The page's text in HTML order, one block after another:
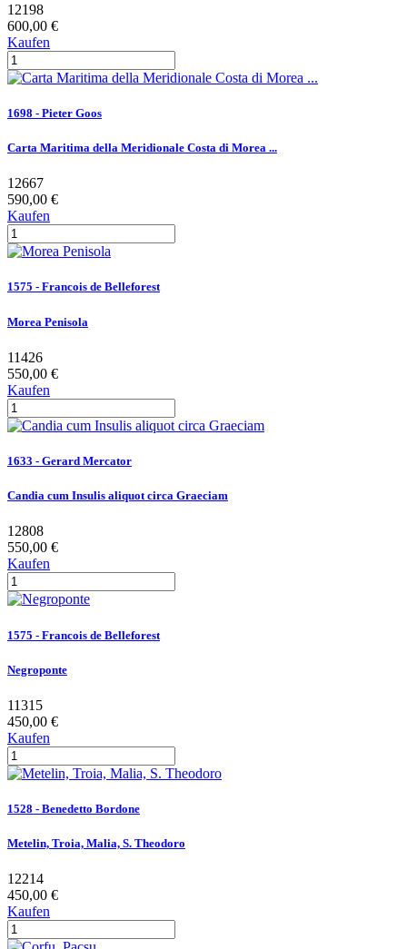
12198
600,00 €
Kaufen
1698 - Pieter Goos
Carta Maritima della Meridionale Costa di Morea ...
12667
590,00 €
Kaufen
1575 - Francois de Belleforest
Morea Penisola
11426
550,00 €
Kaufen
1633 - Gerard Mercator
Candia cum Insulis aliquot circa Graeciam
12808
550,00 €
Kaufen
1575 - Francois de Belleforest
Negroponte
11315
450,00 €
Kaufen
1528 - Benedetto Bordone
Metelin, Troia, Malia, S. Theodoro
12214
450,00 €
Kaufen